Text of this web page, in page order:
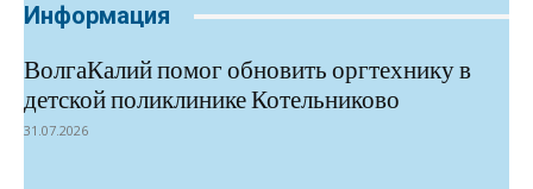
Информация
ВолгаКалий помог обновить оргтехнику в
детской поликлинике Котельниково
31.07.2026